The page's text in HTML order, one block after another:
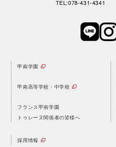
TEL:078-431-4341
甲南学園
甲南高等学校・中学校
フランス甲南学園
トゥレーヌ関係者の皆様へ
採用情報